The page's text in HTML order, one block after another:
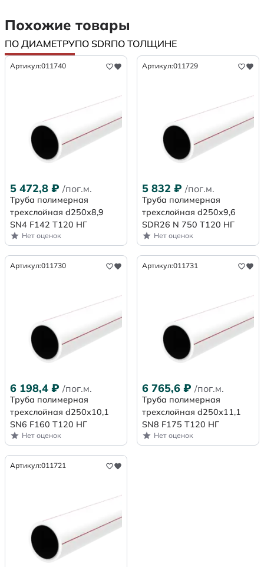
Похожие товары
ПО ДИАМЕТРУПО SDRПО ТОЛЩИНЕ
Артикул:011740
5 472,8 ₽ /пог.м.
Труба полимерная
трехслойная d250х8,9
SN4 F142 Т120 НГ
Нет оценок
Артикул:011729
5 832 ₽ /пог.м.
Труба полимерная
трехслойная d250x9,6
SDR26 N 750 Т120 НГ
Нет оценок
Артикул:011730
6 198,4 ₽ /пог.м.
Труба полимерная
трехслойная d250х10,1
SN6 F160 Т120 НГ
Нет оценок
Артикул:011731
6 765,6 ₽ /пог.м.
Труба полимерная
трехслойная d250х11,1
SN8 F175 Т120 НГ
Нет оценок
Артикул:011721